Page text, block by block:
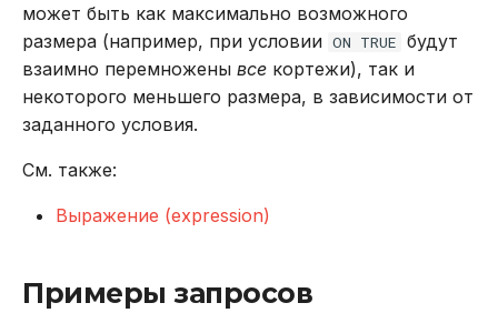
может быть как максимально возможного
размера (например, при условии ON TRUE будут
взаимно перемножены все кортежи), так и
некоторого меньшего размера, в зависимости от
заданного условия.
См. также:
Выражение (expression)
Примеры запросов